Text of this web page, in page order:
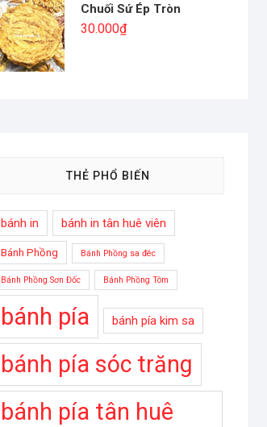
Chuối Sứ Ép Tròn
30.000₫
THẺ PHỔ BIẾN
bánh in bánh in tân huê viên
Bánh Phồng Bánh Phồng sa đéc
Bánh Phồng Sơn Đốc Bánh Phồng Tôm
bánh pía bánh pía kim sa
bánh pía sóc trăng
bánh pía tân huê